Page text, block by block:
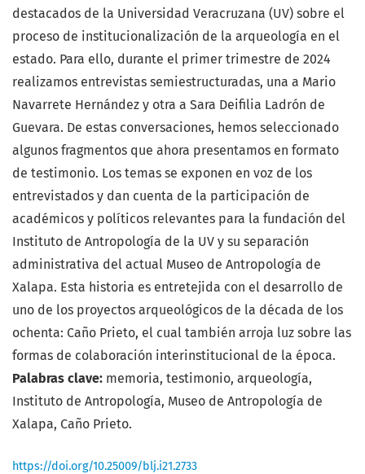
destacados de la Universidad Veracruzana (UV) sobre el
proceso de institucionalización de la arqueología en el
estado. Para ello, durante el primer trimestre de 2024
realizamos entrevistas semiestructuradas, una a Mario
Navarrete Hernández y otra a Sara Deifilia Ladrón de
Guevara. De estas conversaciones, hemos seleccionado
algunos fragmentos que ahora presentamos en formato
de testimonio. Los temas se exponen en voz de los
entrevistados y dan cuenta de la participación de
académicos y políticos relevantes para la fundación del
Instituto de Antropología de la UV y su separación
administrativa del actual Museo de Antropología de
Xalapa. Esta historia es entretejida con el desarrollo de
uno de los proyectos arqueológicos de la década de los
ochenta: Caño Prieto, el cual también arroja luz sobre las
formas de colaboración interinstitucional de la época.
Palabras clave: memoria, testimonio, arqueología,
Instituto de Antropología, Museo de Antropología de
Xalapa, Caño Prieto.
https://doi.org/10.25009/blj.i21.2733